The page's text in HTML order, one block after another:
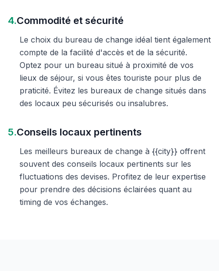
4.Commodité et sécurité
Le choix du bureau de change idéal tient également
compte de la facilité d'accès et de la sécurité.
Optez pour un bureau situé à proximité de vos
lieux de séjour, si vous êtes touriste pour plus de
praticité. Évitez les bureaux de change situés dans
des locaux peu sécurisés ou insalubres.
5.Conseils locaux pertinents
Les meilleurs bureaux de change à {{city}} offrent
souvent des conseils locaux pertinents sur les
fluctuations des devises. Profitez de leur expertise
pour prendre des décisions éclairées quant au
timing de vos échanges.